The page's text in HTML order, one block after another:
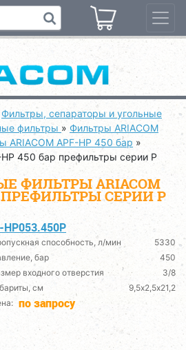
Фильтры, сепараторы и угольные
фильтры » Фильтры ARIACOM
ARIACOM APF-HP 450 бар »
450 бар префильтры серии P
ФИЛЬТРЫ ARIACOM
ПРЕФИЛЬТРЫ СЕРИИ P
HP053.450P
способность, л/мин
5330
бар
450
входного отверстия
3/8
см
9,5х2,5х21,2
по запросу